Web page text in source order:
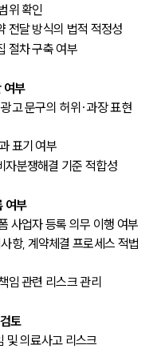
위 확인
전달 방식의 법적 적정성
절차 구축 여부
여부
고 문구의 허위·과장 표현
표기 여부
분쟁해결 기준 적합성
여부
사업자 등록 의무 이행 여부
항, 계약체결 프로세스 적법
임 관련 리스크 관리
토
의료사고 리스크